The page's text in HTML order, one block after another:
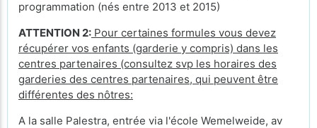
programmation (nés entre 2013 et 2015)
ATTENTION 2: Pour certaines formules vous devez
récupérer vos enfants (garderie y compris) dans les
centres partenaires (consultez svp les horaires des
garderies des centres partenaires, qui peuvent être
différentes des nôtres:
A la salle Palestra, entrée via l'école Wemelweide, av